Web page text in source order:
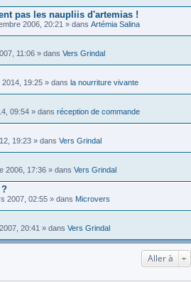
pas les naupliis d'artemias !
2006, 20:21 » dans Artémia Salina
11:06 » dans Vers Grindal
2014, 19:25 » dans la nourriture vivante
09:54 » dans réception de commande
19:23 » dans Vers Grindal
2006, 17:36 » dans Vers Grindal
2007, 02:55 » dans Microvers
20:41 » dans Vers Grindal
Aller à